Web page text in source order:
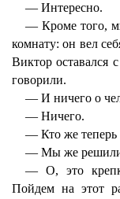
— Интересно.
— Кроме того,
комнату: он вел
Виктор оставался
говорили.
— И ничего о
— Ничего.
— Кто же
— Мы же
— О, это
Пойдем на этот